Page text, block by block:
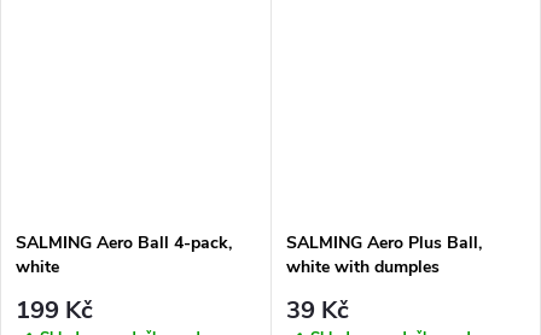
SALMING Aero Ball 4-pack,
white
199 Kč
SALMING Aero Plus Ball,
white with dumples
39 Kč